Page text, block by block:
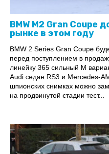
BMW M2 Gran Coupe
рынке в этом году
BMW 2 Series Gran Coupe
перед поступлением в
линейку 365 сильный M
Audi седан RS3 и Mercedes-
шпионских снимках можно
на продвинутой стадии тест...